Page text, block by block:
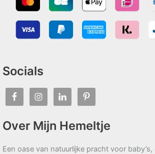
Socials
Over Mijn Hemeltje
Een oase van natuurlijke pracht voor